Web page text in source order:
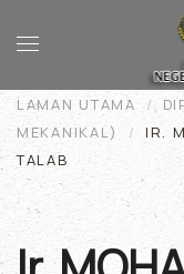
Skip to main
LAMAN UTAMA
MEKANIKAL)
IR.
TALAB